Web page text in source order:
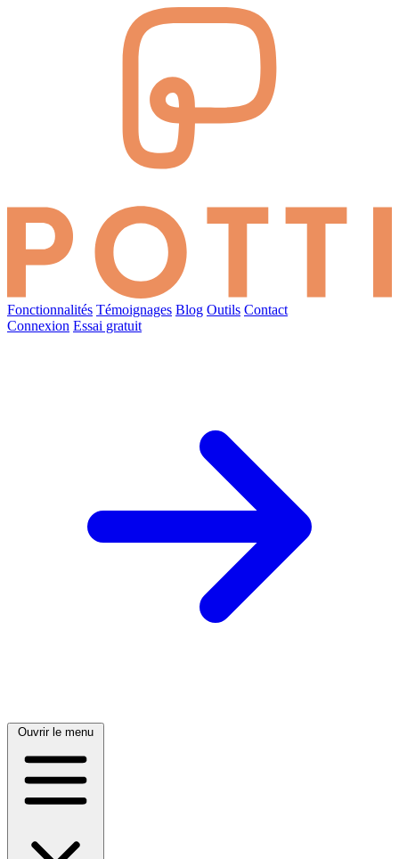
Fonctionnalités Témoignages Blog Outils Contact
Connexion Essai gratuit
Ouvrir le menu